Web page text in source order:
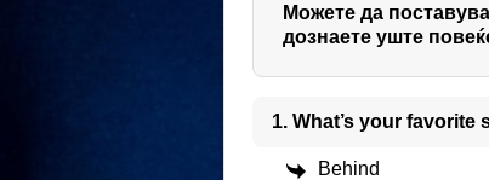
Можете да
дознаете уште
1. What’s your favorite
Behind